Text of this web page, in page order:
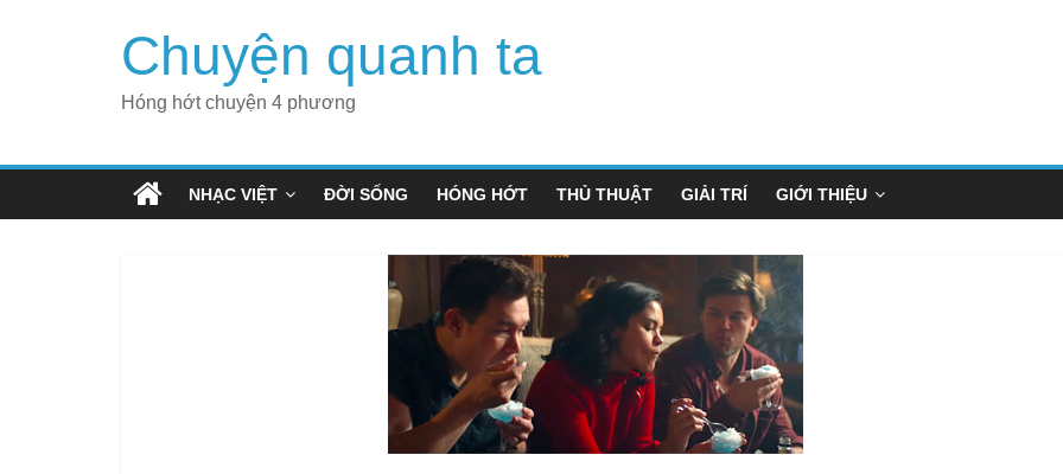
Chuyện quanh ta
Hóng hớt chuyện 4 phương
NHẠC VIỆT ĐỜI SỐNG HÓNG HỚT THỦ THUẬT GIẢI TRÍ GIỚI THIỆU